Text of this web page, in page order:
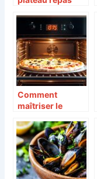
facile : solutions
nutritives pour
étudiants
Comment
maîtriser le
température
idéals pour une
pizza au four
électrique selon
les garnitures